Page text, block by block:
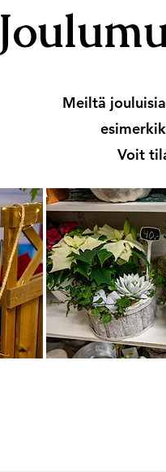
Meiltä
Voit